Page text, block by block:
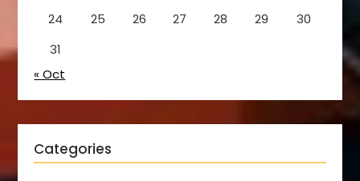
24
25 26 27 28 29
30
31
« Oct
Categories